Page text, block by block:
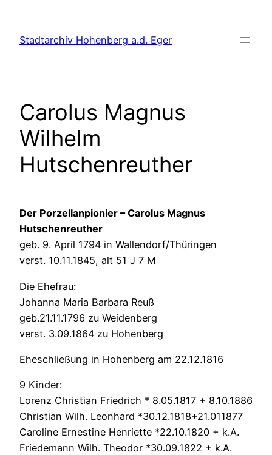
springen
Stadtarchiv Hohenberg a.d. Eger
Carolus Magnus
Wilhelm
Hutschenreuther
Der Porzellanpionier – Carolus Magnus
Hutschenreuther
geb. 9. April 1794 in Wallendorf/Thüringen
verst. 10.11.1845, alt 51 J 7 M
Die Ehefrau:
Johanna Maria Barbara Reuß
geb.21.11.1796 zu Weidenberg
verst. 3.09.1864 zu Hohenberg
Eheschließung in Hohenberg am 22.12.1816
9 Kinder:
Lorenz Christian Friedrich * 8.05.1817 + 8.10.1886
Christian Wilh. Leonhard *30.12.1818+21.011877
Caroline Ernestine Henriette *22.10.1820 + k.A.
Friedemann Wilh. Theodor *30.09.1822 + k.A.